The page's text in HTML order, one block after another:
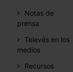
Notas de
prensa
Televés en los
medios
Recursos